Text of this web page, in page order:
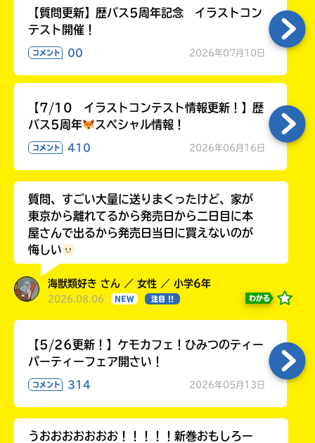
【質問更新】歴バス5周年記念 イラストコン
テスト開催！
コメント 00 2026年07月10日
【7/10 イラストコンテスト情報更新！】歴
バス5周年
スペシャル情報！
コメント 410 2026年06月16日
質問、すごい大量に送りまくったけど、家が
東京から離れてるから発売日から二日目に本
屋さんで出るから発売日当日に買えないのが
悔しい
海獣類好き さん ／ 女性 ／ 小学6年
2026.08.06 NEW 注目 !! わかる
【5/26更新！】ケモカフェ！ひみつのティー
パーティーフェア開さい！
コメント 314 2026年05月13日
うおおおおおおお！！！！！新巻おもしろー